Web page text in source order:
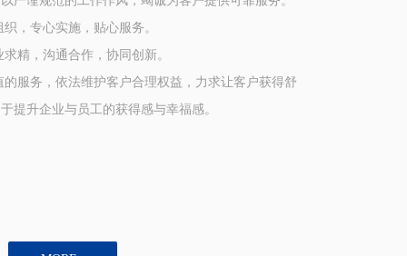
专心实施，贴心服务。
，沟通合作，协同创新。
务，依法维护客户合理权益，力求让客户获得舒
提升企业与员工的获得感与幸福感。